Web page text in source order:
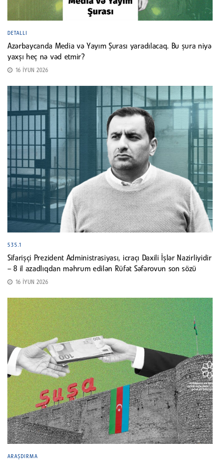
DETALLI
Azərbaycanda Media və Yayım Şurası yaradılacaq. Bu şura niyə
yaxşı heç nə vəd etmir?
16 İYUN 2026
535.1
Sifarişçi Prezident Administrasiyası, icraçı Daxili İşlər Nazirliyidir
– 8 il azadlıqdan məhrum edilən Rüfət Səfərovun son sözü
16 İYUN 2026
ARAŞDIRMA